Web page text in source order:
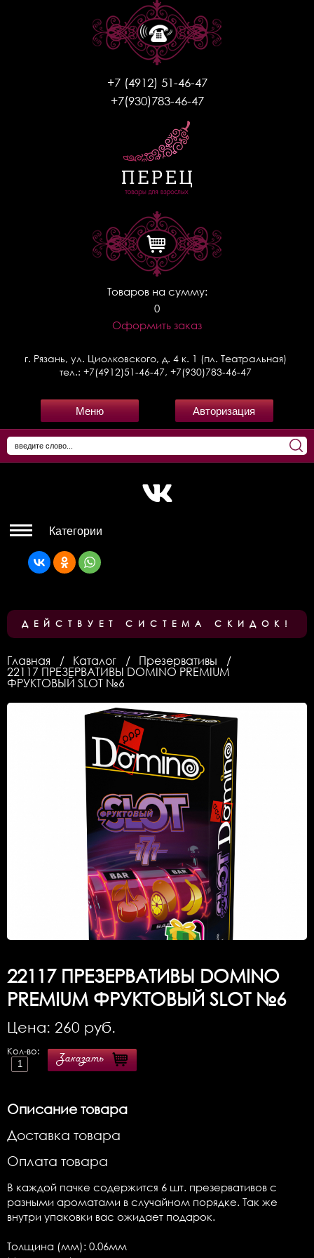
+7 (4912) 51-46-47
+7(930)783-46-47
Товаров на сумму:
0
Оформить заказ
г. Рязань, ул. Циолковского, д. 4 к. 1 (пл. Театральная)
тел.: +7(4912)51-46-47, +7(930)783-46-47
Меню Авторизация
Категории
ДЕЙСТВУЕТ СИСТЕМА СКИДОК!
Главная Каталог
Презервативы
22117 ПРЕЗЕРВАТИВЫ DOMINO PREMIUM
ФРУКТОВЫЙ SLOT №6
22117ПРЕЗЕРВАТИВЫ DOMINO
PREMIUM ФРУКТОВЫЙ SLOT №6
Цена: 260 руб.
Кол-во:
Заказать
Описание товара
Доставка товара
Оплата товара
В каждой пачке содержится 6 шт. презервативов с
разными ароматами в случайном порядке. Так же
внутри упаковки вас ожидает подарок.
Толщина (мм): 0.06мм